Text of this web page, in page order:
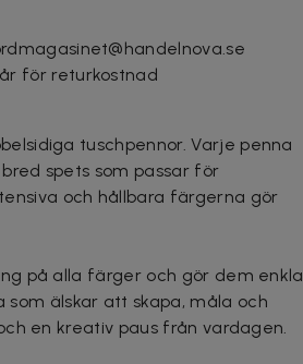
för returkostnad
tuschpennor. Varje penna
spets som passar för
och hållbara färgerna gör
på alla färger och gör dem enkla
älskar att skapa, måla och
en kreativ paus från vardagen.